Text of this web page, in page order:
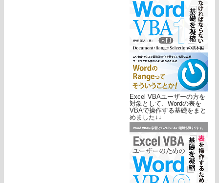
Excel VBAユーザーの方を
対象として、Wordの表を
VBAで操作する基礎をまと
めました↓↓